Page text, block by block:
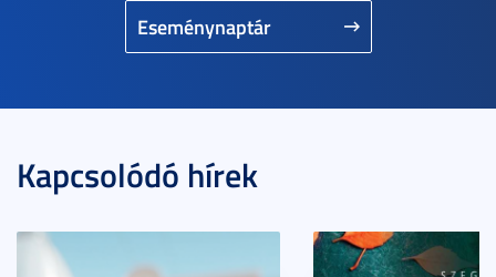
Eseménynaptár
Kapcsolódó hírek